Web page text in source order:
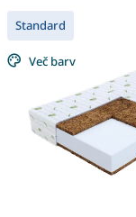
Standard
Več barv